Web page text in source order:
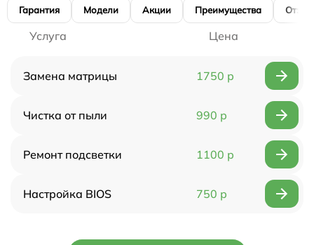
Гарантия Модели Акции Преимущества
Услуга Цена
Замена матрицы 1750 р
Чистка от пыли 990 р
Ремонт подсветки 1100 р
Настройка BIOS 750 р